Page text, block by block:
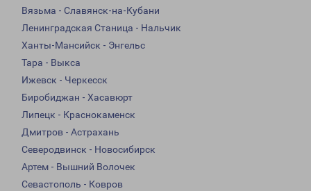
Вязьма - Славянск-на-Кубани
Ленинградская Станица - Нальчик
Ханты-Мансийск - Энгельс
Тара - Выкса
Ижевск - Черкесск
Биробиджан - Хасавюрт
Липецк - Краснокаменск
Дмитров - Астрахань
Северодвинск - Новосибирск
Артем - Вышний Волочек
Севастополь - Ковров